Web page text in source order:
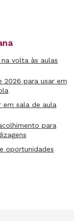
de política.
literatura,
minhas aulas.
e discutimos
família na
solidariza por
volta às aulas
2026 para usar em
em sala de aula
para
oportunidades